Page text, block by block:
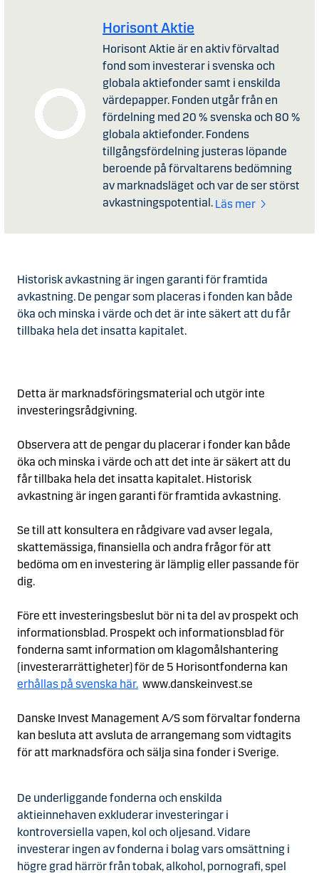
Horisont Aktie
Horisont Aktie är en aktiv förvaltad
fond som investerar i svenska och
globala aktiefonder samt i enskilda
värdepapper. Fonden utgår från en
fördelning med 20 % svenska och 80 %
globala aktiefonder. Fondens
tillgångsfördelning justeras löpande
beroende på förvaltarens bedömning
av marknadsläget och var de ser störst
avkastningspotential. Läs mer
Historisk avkastning är ingen garanti för framtida
avkastning. De pengar som placeras i fonden kan både
öka och minska i värde och det är inte säkert att du får
tillbaka hela det insatta kapitalet.
Detta är marknadsföringsmaterial och utgör inte
investeringsrådgivning.
Observera att de pengar du placerar i fonder kan både
öka och minska i värde och att det inte är säkert att du
får tillbaka hela det insatta kapitalet. Historisk
avkastning är ingen garanti för framtida avkastning.
Se till att konsultera en rådgivare vad avser legala,
skattemässiga, finansiella och andra frågor för att
bedöma om en investering är lämplig eller passande för
dig.
Före ett investeringsbeslut bör ni ta del av prospekt och
informationsblad. Prospekt och informationsblad för
fonderna samt information om klagomålshantering
(investerarrättigheter) för de 5 Horisontfonderna kan
erhållas på svenska här. www.danskeinvest.se
Danske Invest Management A/S som förvaltar fonderna
kan besluta att avsluta de arrangemang som vidtagits
för att marknadsföra och sälja sina fonder i Sverige.
De underliggande fonderna och enskilda
aktieinnehaven exkluderar investeringar i
kontroversiella vapen, kol och oljesand. Vidare
investerar ingen av fonderna i bolag vars omsättning i
högre grad härrör från tobak, alkohol, pornografi, spel